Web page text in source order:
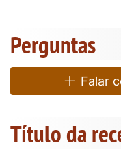
Perguntas
Falar
Título da